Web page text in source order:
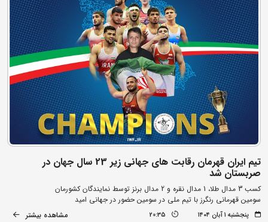
تیم ایران قهرمان رقابت های جهانی زیر 23 سال جهان در
صربستان شد
کسب 3 مدال طلا، 1 مدال نقره و 2 مدال برنز توسط نمایندگان کشورمان
سومین قهرمانی رنگرز با تیم ملی در سومین حضور در جهانی امید
پنجشنبه ۱ آبان ۱۴۰۴ 20:35 مشاهده بیشتر